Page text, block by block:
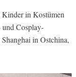
in Kostümen
Cosplay-
in Ostchina,